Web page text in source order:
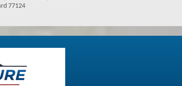
assurons à
77124